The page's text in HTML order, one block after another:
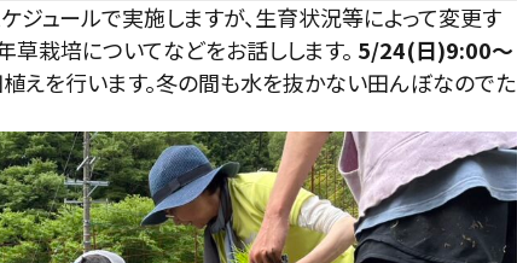
ジュールで実施しますが、生育状況等によって変更す
草栽培についてなどをお話しします。 5/24(日)9:00～
えを行います。冬の間も水を抜かない田んぼなのでた